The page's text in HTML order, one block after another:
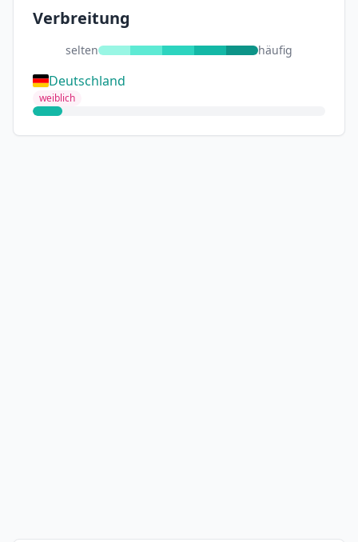
Verbreitung
selten häufig
Deutschland
weiblich